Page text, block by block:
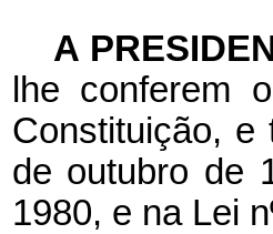
A
lhe conferem
Constituição,
de outubro de
1980, e na Lei